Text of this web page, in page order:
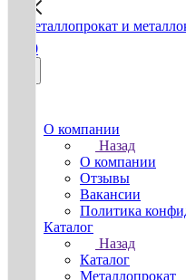
0
О компании
Назад
О компании
Отзывы
Вакансии
Политика
Каталог
Назад
Каталог
Металлопрокат